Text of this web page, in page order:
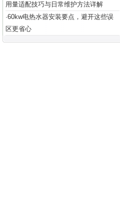
用量适配技巧与日常维护方法详解
·60kw电热水器安装要点，避开这些误
区更省心